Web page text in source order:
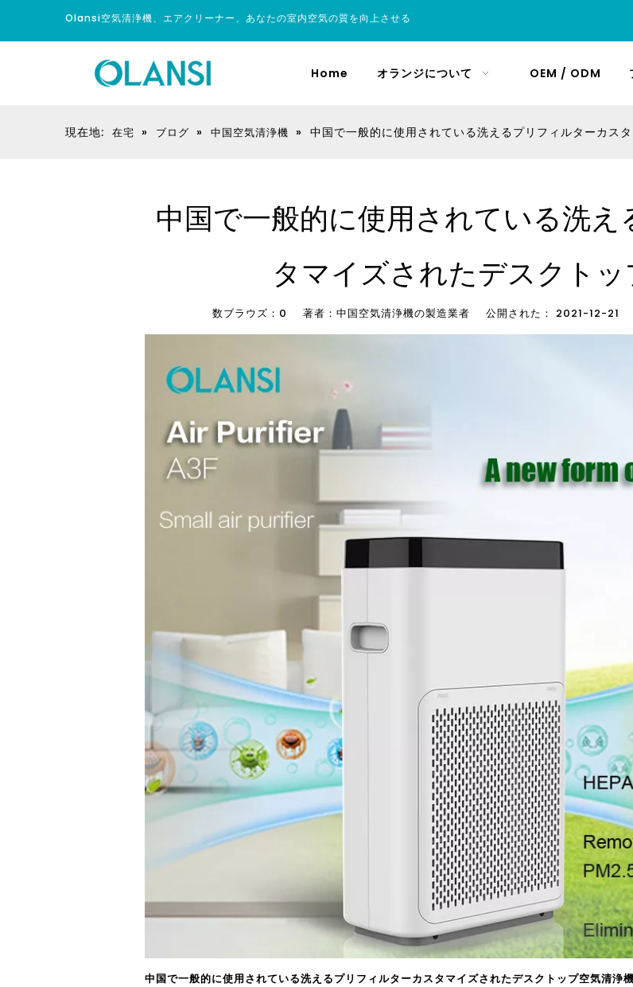
Olansi空気清浄機、エアクリーナー、あなたの室内空気の質を向上させる
Home オランジについて OEM / ODM
現在地: 在宅 » ブログ » 中国空気清浄機 » 中国で一般的に使用されている洗えるプリフィルターカス
中国で一般的に使用されている洗
タマイズされたデスクト
数ブラウズ： 0 著者：中国空気清浄機の製造業者 公開された： 2021-12-21
中国で一般的に使用されている洗えるプリフィルターカスタマイズされたデスクトップ空気清浄機